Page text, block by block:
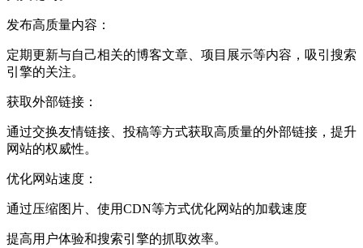
发布高质量内容：
定期更新与自己相关的博客文章、项目展示等内容，吸引搜索
引擎的关注。
获取外部链接：
通过交换友情链接、投稿等方式获取高质量的外部链接，提升
网站的权威性。
优化网站速度：
通过压缩图片、使用CDN等方式优化网站的加载速度
提高用户体验和搜索引擎的抓取效率。